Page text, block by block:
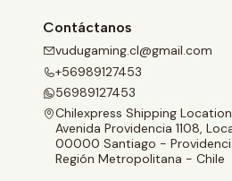
Contáctanos
vudugaming.cl@gmail.com
+56989127453
56989127453
Chilexpress Shipping Location
Avenida Providencia 1108,
00000 Santiago -
Región Metropolitana - Chile